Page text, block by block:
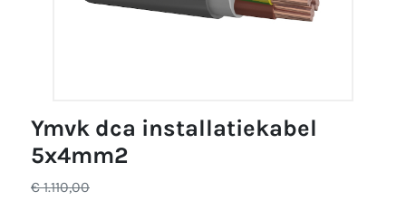
ymvk dca installatiekabel
5x4mm2
€ 1.110,00